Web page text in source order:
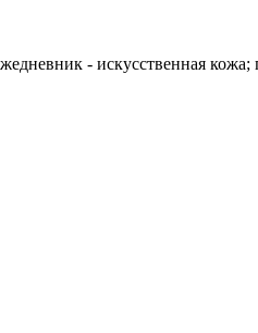
- искусственная кожа;